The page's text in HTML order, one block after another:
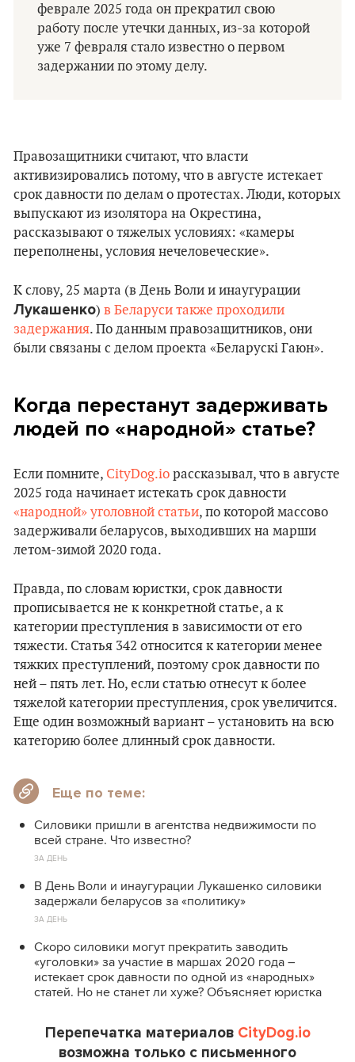
феврале 2025 года он прекратил свою
работу после утечки данных, из-за которой
уже 7 февраля стало известно о первом
задержании по этому делу.
Правозащитники считают, что власти
активизировались потому, что в августе истекает
срок давности по делам о протестах. Люди, которых
выпускают из изолятора на Окрестина,
рассказывают о тяжелых условиях: «камеры
переполнены, условия нечеловеческие».
К слову, 25 марта (в День Воли и инаугурации
Лукашенко) в Беларуси также проходили
задержания. По данным правозащитников, они
были связаны с делом проекта «Беларускі Гаюн».
Когда перестанут задерживать
людей по «народной» статье?
Если помните, CityDog.io рассказывал, что в августе
2025 года начинает истекать срок давности
«народной» уголовной статьи, по которой массово
задерживали беларусов, выходивших на марши
летом-зимой 2020 года.
Правда, по словам юристки, срок давности
прописывается не к конкретной статье, а к
категории преступления в зависимости от его
тяжести. Статья 342 относится к категории менее
тяжких преступлений, поэтому срок давности по
ней – пять лет. Но, если статью отнесут к более
тяжелой категории преступления, срок увеличится.
Еще один возможный вариант – установить на всю
категорию более длинный срок давности.
Еще по теме:
Силовики пришли в агентства недвижимости по
всей стране. Что известно?
ЗА ДЕНЬ
В День Воли и инаугурации Лукашенко силовики
задержали беларусов за «политику»
ЗА ДЕНЬ
Скоро силовики могут прекратить заводить
«уголовки» за участие в маршах 2020 года –
истекает срок давности по одной из «народных»
статей. Но не станет ли хуже? Объясняет юристка
Перепечатка материалов CityDog.io
возможна только с письменного